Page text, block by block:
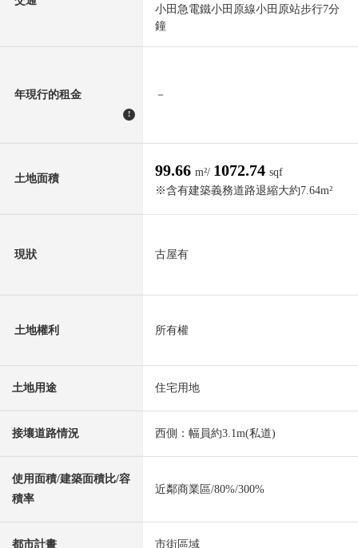
小田急電鐵小田原線小田原站步行7分
鐘
年現行的租金
!
－
土地面積 99.66 m²/ 1072.74 sqf
※含有建築義務道路退縮大約7.64m²
現狀 古屋有
土地權利 所有權
土地用途 住宅用地
接壤道路情況 西側：幅員約3.1m(私道)
使用面積/建築面積比/容
積率
近鄰商業區/80%/300%
都市計畫 市街區域